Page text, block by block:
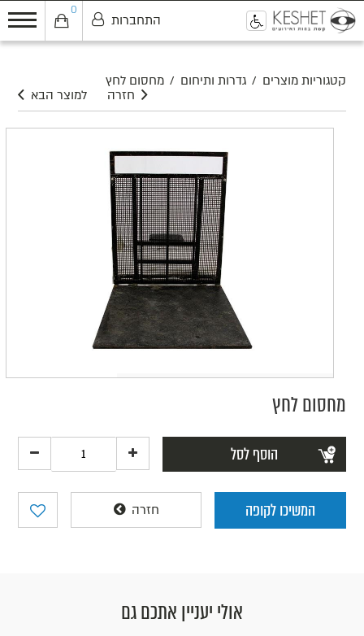
0
התחברות
קטגוריות מוצרים / גדרות ותיחום / מחסום לחץ
למוצר הבא
חזרה
מחסום לחץ
הוסף לסל
המשיכו לקופה חזרה
אולי יעניין אתכם גם